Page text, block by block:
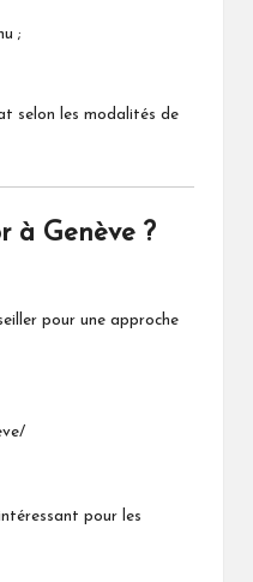
;
selon les modalités de
à Genève ?
pour une approche
pour les